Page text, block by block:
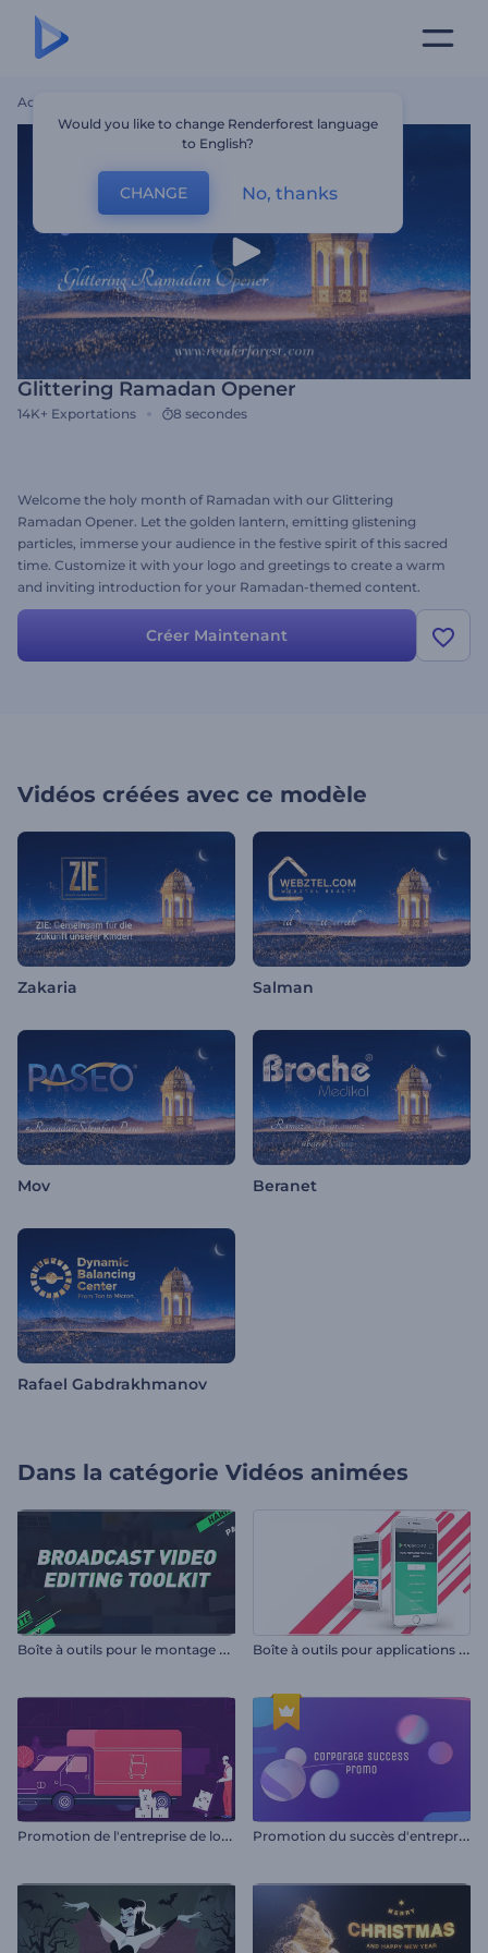
Accueil
Glittering Ramadan Opener
14K+ Exportations 8 secondes
Welcome the holy month of Ramadan with our Glittering
Ramadan Opener. Let the golden lantern, emitting glistening
particles, immerse your audience in the festive spirit of this sacred
time. Customize it with your logo and greetings to create a warm
and inviting introduction for your Ramadan-themed content.
Perfect for greeting videos, holiday invitations, festive presentation
openers, and more. Create now, and let the glow of Ramadan
illuminate your messages!
Créer Maintenant
Vidéos créées avec ce modèle
Zakaria Salman
Mov Beranet
Rafael Gabdrakhmanov
Dans la catégorie Vidéos animées
B
oîte à outils pour le montage de vidéos de diffusion B
oîte à outils pour applications mobiles
P
romotion de l'entreprise de logistique P
romotion du succès d'entreprise
Would you like to change Renderforest language
to English?
CHANGE No, thanks